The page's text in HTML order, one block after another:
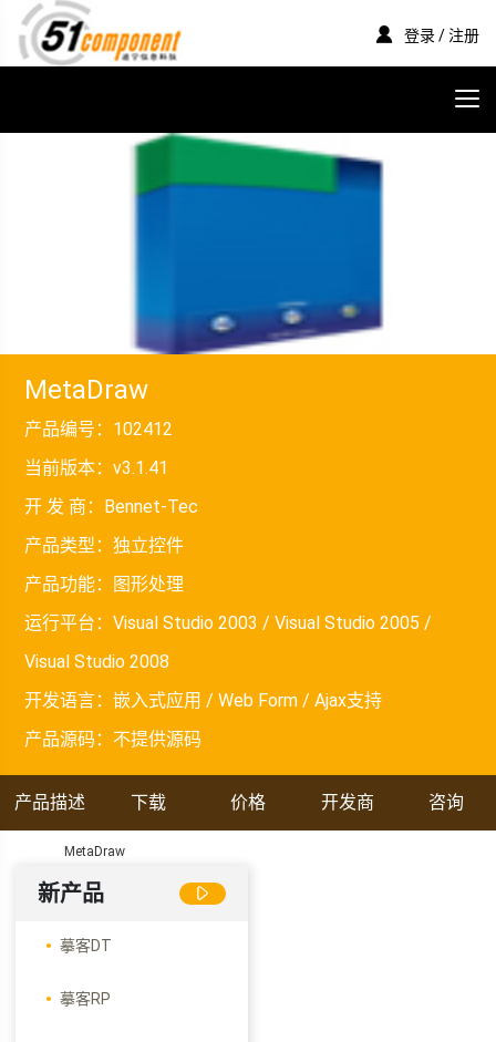
登录 / 注册
MetaDraw
产品编号： 102412
当前版本：v3.1.41
开 发 商： Bennet-Tec
产品类型：独立控件
产品功能： 图形处理
运行平台：Visual Studio 2003 / Visual Studio 2005 /
Visual Studio 2008
开发语言：嵌入式应用 / Web Form / Ajax支持
产品源码： 不提供源码
产品描述 下载 价格 开发商 咨询
MetaDraw
新产品
摹客DT
摹客RP